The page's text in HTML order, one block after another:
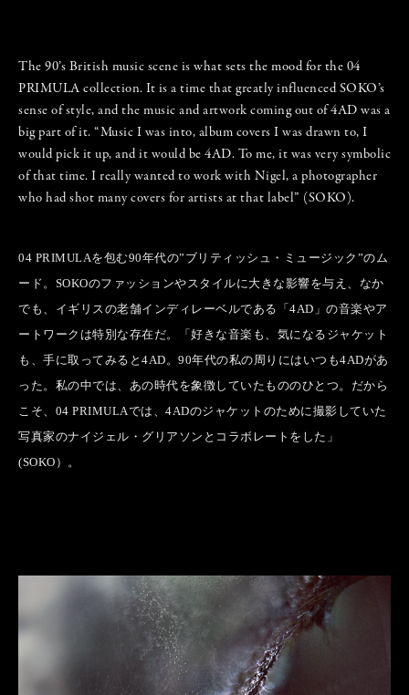
The 90’s British music scene is what sets the mood for the 04
PRIMULA collection. It is a time that greatly influenced SOKO’s
sense of style, and the music and artwork coming out of 4AD was a
big part of it. “Music I was into, album covers I was drawn to, I
would pick it up, and it would be 4AD. To me, it was very symbolic
of that time. I really wanted to work with Nigel, a photographer
who had shot many covers for artists at that label” (SOKO).
04 PRIMULAを包む90年代の”ブリティッシュ・ミュージック”のム
ード。SOKOのファッションやスタイルに大きな影響を与え、なか
でも、イギリスの老舗インディレーベルである「4AD」の音楽やア
ートワークは特別な存在だ。「好きな音楽も、気になるジャケット
も、手に取ってみると4AD。90年代の私の周りにはいつも4ADがあ
った。私の中では、あの時代を象徴していたもののひとつ。だから
こそ、04 PRIMULAでは、4ADのジャケットのために撮影していた
写真家のナイジェル・グリアソンとコラボレートをした」
(SOKO）。